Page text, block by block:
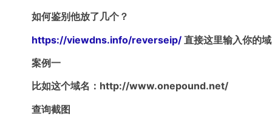
如何鉴别他放了几个？
https://viewdns.info/reverseip/ 直接这里输入你的
案例一
比如这个域名：http://www.onepound.net/
查询截图